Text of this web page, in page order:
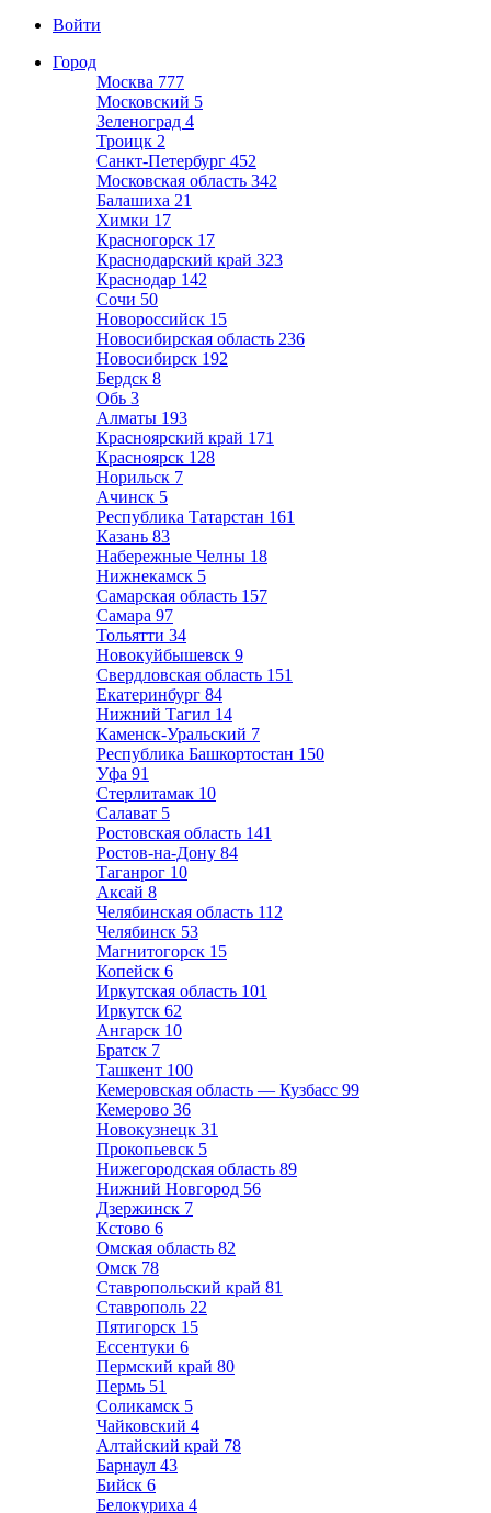
Войти
Город
Москва 777
Московский 5
Зеленоград 4
Троицк 2
Санкт-Петербург 452
Московская область 342
Балашиха 21
Химки 17
Красногорск 17
Краснодарский край 323
Краснодар 142
Сочи 50
Новороссийск 15
Новосибирская область 236
Новосибирск 192
Бердск 8
Обь 3
Алматы 193
Красноярский край 171
Красноярск 128
Норильск 7
Ачинск 5
Республика Татарстан 161
Казань 83
Набережные Челны 18
Нижнекамск 5
Самарская область 157
Самара 97
Тольятти 34
Новокуйбышевск 9
Свердловская область 151
Екатеринбург 84
Нижний Тагил 14
Каменск-Уральский 7
Республика Башкортостан 150
Уфа 91
Стерлитамак 10
Салават 5
Ростовская область 141
Ростов-на-Дону 84
Таганрог 10
Аксай 8
Челябинская область 112
Челябинск 53
Магнитогорск 15
Копейск 6
Иркутская область 101
Иркутск 62
Ангарск 10
Братск 7
Ташкент 100
Кемеровская область — Кузбасс 99
Кемерово 36
Новокузнецк 31
Прокопьевск 5
Нижегородская область 89
Нижний Новгород 56
Дзержинск 7
Кстово 6
Омская область 82
Омск 78
Ставропольский край 81
Ставрополь 22
Пятигорск 15
Ессентуки 6
Пермский край 80
Пермь 51
Соликамск 5
Чайковский 4
Алтайский край 78
Барнаул 43
Бийск 6
Белокуриха 4